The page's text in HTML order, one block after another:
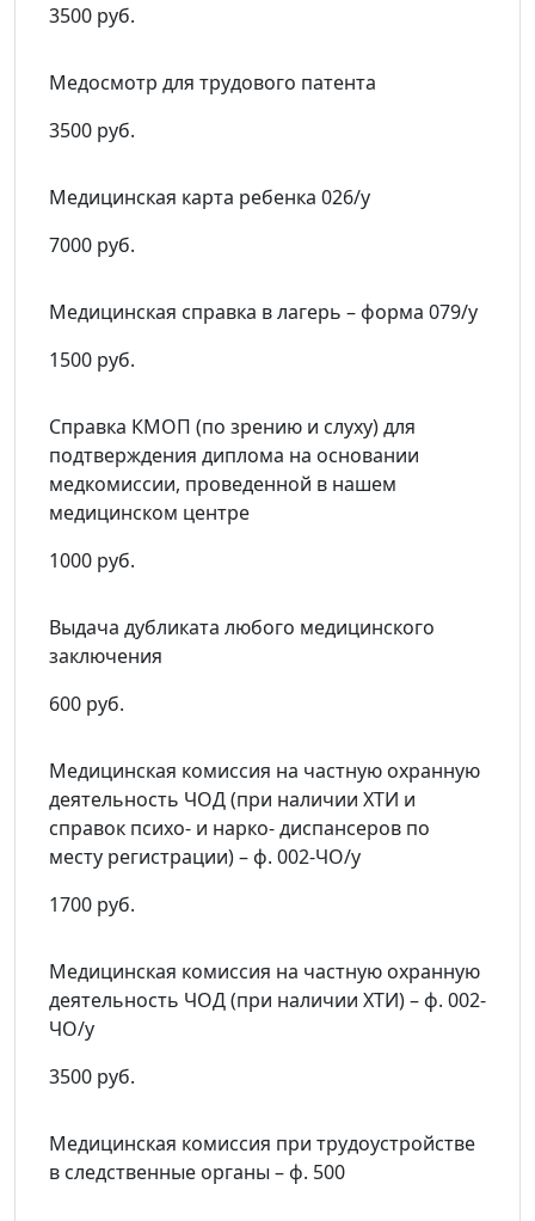
3500 руб.
Медосмотр для трудового патента
3500 руб.
Медицинская карта ребенка 026/у
7000 руб.
Медицинская справка в лагерь – форма 079/у
1500 руб.
Cправка КМОП (по зрению и слуху) для
подтверждения диплома на основании
медкомиссии, проведенной в нашем
медицинском центре
1000 руб.
Выдача дубликата любого медицинского
заключения
600 руб.
Медицинская комиссия на частную охранную
деятельность ЧОД (при наличии ХТИ и
справок психо- и нарко- диспансеров по
месту регистрации) – ф. 002-ЧО/у
1700 руб.
Медицинская комиссия на частную охранную
деятельность ЧОД (при наличии ХТИ) – ф. 002-
ЧО/у
3500 руб.
Медицинская комиссия при трудоустройстве
в следственные органы – ф. 500